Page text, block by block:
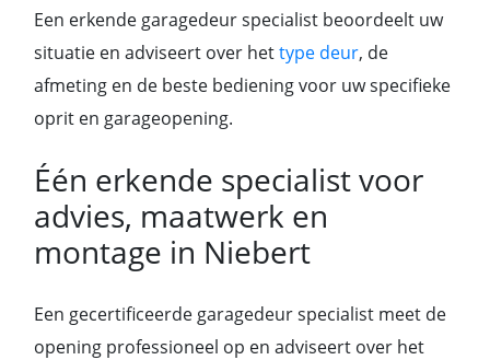
Een erkende garagedeur specialist beoordeelt uw
situatie en adviseert over hettype deur, de
afmeting en de beste bediening voor uw specifieke
oprit en garageopening.
Één erkende specialist voor
advies, maatwerk en
montage in Niebert
Een gecertificeerde garagedeur specialist meet de
opening professioneel op en adviseert over het